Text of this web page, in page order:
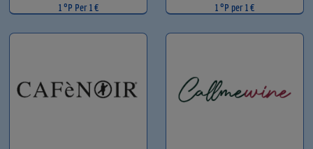
1 °P Per 1 € 1 °P per 1 €